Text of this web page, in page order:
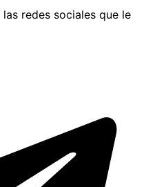
redes sociales que le